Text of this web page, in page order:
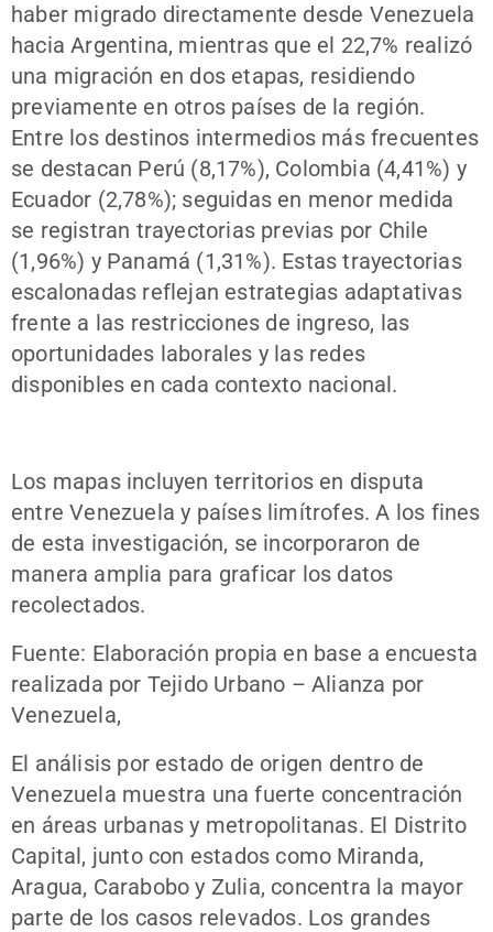
haber migrado directamente desde Venezuela
hacia Argentina, mientras que el 22,7% realizó
una migración en dos etapas, residiendo
previamente en otros países de la región.
Entre los destinos intermedios más frecuentes
se destacan Perú (8,17%), Colombia (4,41%) y
Ecuador (2,78%); seguidas en menor medida
se registran trayectorias previas por Chile
(1,96%) y Panamá (1,31%). Estas trayectorias
escalonadas reflejan estrategias adaptativas
frente a las restricciones de ingreso, las
oportunidades laborales y las redes
disponibles en cada contexto nacional.
Los mapas incluyen territorios en disputa
entre Venezuela y países limítrofes. A los fines
de esta investigación, se incorporaron de
manera amplia para graficar los datos
recolectados.
Fuente: Elaboración propia en base a encuesta
realizada por Tejido Urbano – Alianza por
Venezuela,
El análisis por estado de origen dentro de
Venezuela muestra una fuerte concentración
en áreas urbanas y metropolitanas. El Distrito
Capital, junto con estados como Miranda,
Aragua, Carabobo y Zulia, concentra la mayor
parte de los casos relevados. Los grandes